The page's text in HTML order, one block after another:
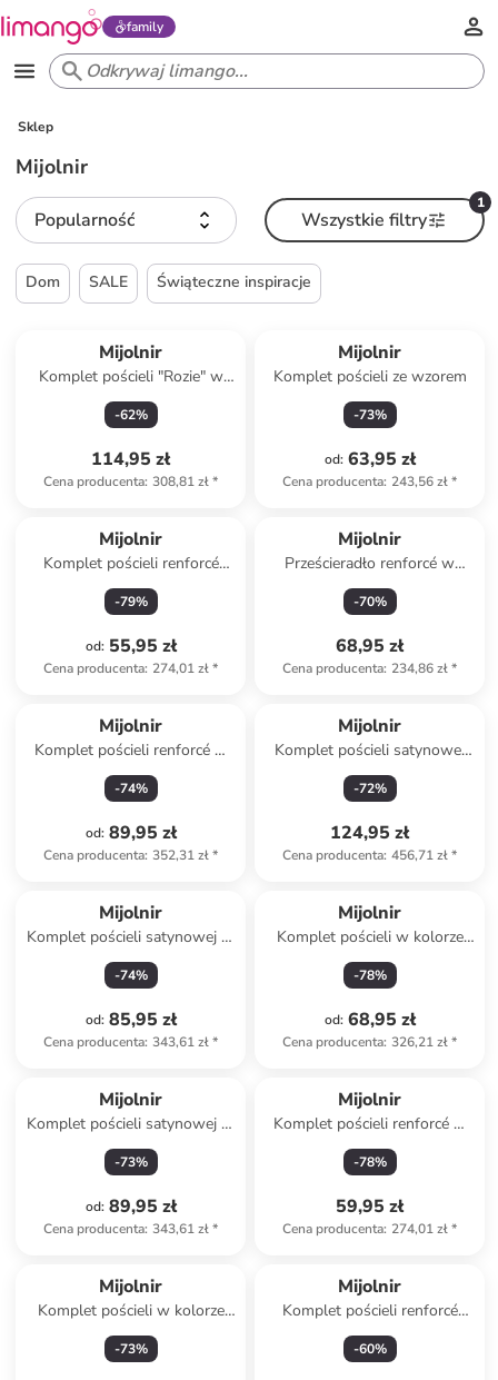
family
Sklep
Mijolnir
Popularność
1
Wszystkie filtry
Dom SALE Świąteczne inspiracje
Mijolnir
Komplet pościeli "Rozie" w
kolorze czarno-jasnoróżowo-
białym
-62%
114,95 zł
Cena producenta: 308,81 zł*
Mijolnir
Komplet pościeli ze wzorem
-73%
od: 63,95 zł
Cena producenta: 243,56 zł*
Mijolnir
Komplet pościeli renforcé
"Florva" w kolorze biało-
antracytowym
-79%
od: 55,95 zł
Cena producenta: 274,01 zł*
Mijolnir
Prześcieradło renforcé w
kolorze miętowym na gumce
-70%
68,95 zł
Cena producenta: 234,86 zł*
Mijolnir
Komplet pościeli renforcé w
kolorze antracytowo-czarnym
-74%
od: 89,95 zł
Cena producenta: 352,31 zł*
Mijolnir
Komplet pościeli satynowej
"Elegant" w kolorze
kremowym
-72%
124,95 zł
Cena producenta: 456,71 zł*
Mijolnir
Komplet pościeli satynowej w
kolorze beżowym
-74%
od: 85,95 zł
Cena producenta: 343,61 zł*
Mijolnir
Komplet pościeli w kolorze
brązowo-kremowym
-78%
od: 68,95 zł
Cena producenta: 326,21 zł*
Mijolnir
Komplet pościeli satynowej w
kolorze jasnoróżowym
-73%
od: 89,95 zł
Cena producenta: 343,61 zł*
Mijolnir
Komplet pościeli renforcé w
kolorze antracytowym
-78%
59,95 zł
Cena producenta: 274,01 zł*
Mijolnir
Komplet pościeli w kolorze
biało-zielono-różowym
-73%
Mijolnir
Komplet pościeli renforcé
"Plain" w kolorze
jasnoróżowym
-60%